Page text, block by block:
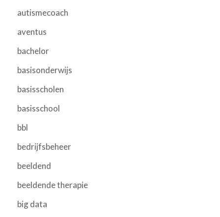
autismecoach
aventus
bachelor
basisonderwijs
basisscholen
basisschool
bbl
bedrijfsbeheer
beeldend
beeldende therapie
big data